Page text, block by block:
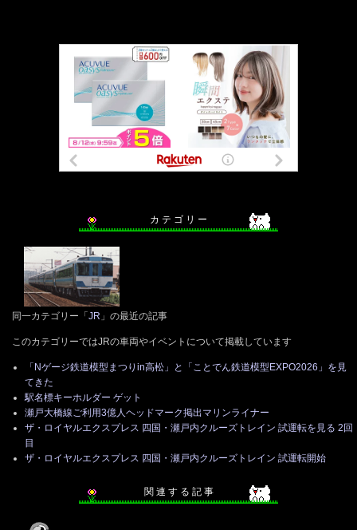
カ テ ゴ リ ー
同一カテゴリー「JR 」の最近の記事
このカテゴリーではJRの車両やイベントについて掲載しています
「Nゲージ鉄道模型まつりin高松」と「ことでん鉄道模型EXPO2026」を見
てきた
駅名標キーホルダー ゲット
瀬戸大橋線ご利用3億人ヘッドマーク掲出マリンライナー
ザ・ロイヤルエクスプレス 四国・瀬戸内クルーズトレイン 試運転を見る 2回
目
ザ・ロイヤルエクスプレス 四国・瀬戸内クルーズトレイン 試運転開始
関 連 す る 記 事